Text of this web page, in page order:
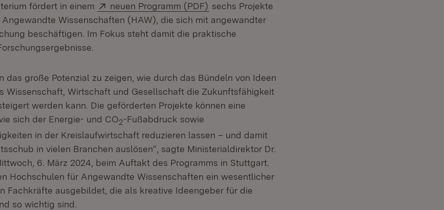
fördert in einem
Extern:
neuen Programm (PDF) (Öffnet in neuem Fenster)
sechs Projekte
Wissenschaften (HAW), die sich mit angewandter
beschäftigen. Im Fokus steht damit die praktische
das große Potenzial zu zeigen, wie durch das Bündeln von Ideen
Wissenschaft, Wirtschaft und Gesellschaft die Zukunftsfähigkeit
werden kann. Die geförderten Projekte können eine
sich der Energie- und CO2-Fußabdruck sowie
in der Kreislaufwirtschaft reduzieren lassen – und damit
in vielen Branchen auslösen“, sagte Ministerialdirektor Dr.
6. März 2024, beim Auftakt des Programms in Stuttgart.
Hochschulen für Angewandte Wissenschaften ein wesentlicher
Fachkräfte ausgebildet, die als kreative Ideengeber für die
so wichtig sind.